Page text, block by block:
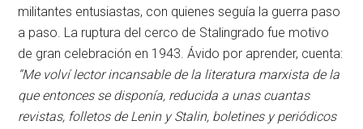
militantes entusiastas, con quienes seguía la guerra paso
a paso. La ruptura del cerco de Stalingrado fue motivo
de gran celebración en 1943. Ávido por aprender, cuenta:
“Me volví lector incansable de la literatura marxista de la
que entonces se disponía, reducida a unas cuantas
revistas, folletos de Lenin y Stalin, boletines y periódicos